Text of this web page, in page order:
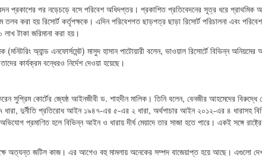
প্রকাশের পর নড়েচড়ে বসে পরিবেশ অধিদপ্তর। প্রকাশিত প্রতিবেদনের সূত্র ধরে প্রাথমিক
করা হয় রিসোর্ট কর্তৃপক্ষকে। এদিন পরিবেশগত ছাড়পত্র ছাড়া রিসোর্ট পরিচালনা এবং
টাকা জরিমানা করা হয়।
অ্যান্ড এনফোর্সমেন্ট) মাসুদ হাসান পাটোয়ারী বলেন, ভাওয়াল রিসোর্টে বিভিন্ন অনিয়মের
কার্যক্রম বন্ধেরও নির্দেশ দেওয়া হয়েছে।
সুপ্রিম কোর্টের জ্যেষ্ঠ আইনজীবী ড. শাহদীন মালিক। তিনি বলেন, বেনজীর আহমেদের বিরুদ্ধে
দুর্নীতি প্রতিরোধ আইন ১৯৪৭-এর ৫-এর ২ ধারা, অর্থপাচার আইন ২০১২-এর ৪ ধারাসহ
প্রমাণিত হলে বিভিন্ন আইন ও ধারায় দীর্ঘ মেয়াদে তার সাজা হতে পারে। একই সঙ্গে
অত্যন্ত জটিল কাজ। এর আগেও বহু মামলায় অনেকের সম্পদ বাজেয়াপ্ত হয়ে আছে। এগুলো